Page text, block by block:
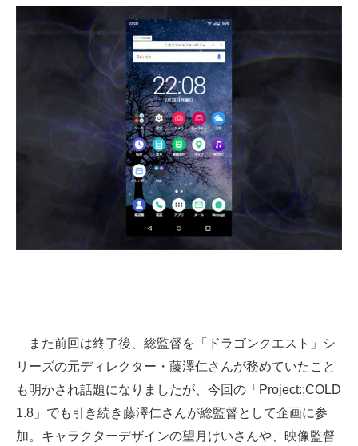
また前回は終了後、総監督を「ドラゴンクエスト」シ
リーズの元ディレクター・藤澤仁さんが務めていたこと
も明かされ話題になりましたが、今回の「Project:;COLD
1.8」でも引き続き藤澤仁さんが総監督として企画に参
加。キャラクターデザインの望月けいさんや、映像監督